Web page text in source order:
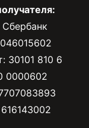
30101 810 6
0000602